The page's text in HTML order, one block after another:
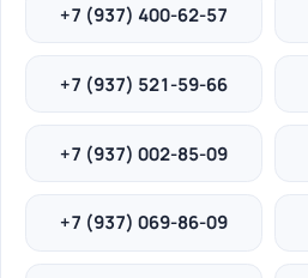
+7 (937) 400-62-57
+7 (937) 521-59-66
+7 (937) 002-85-09
+7 (937) 069-86-09